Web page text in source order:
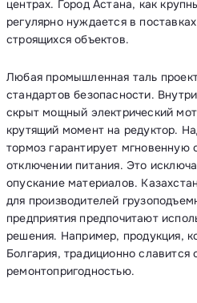
центрах. Город Астана, как
регулярно нуждается в
строящихся объектов.
Любая промышленная таль
стандартов безопасности.
скрыт мощный электрический
крутящий момент на редуктор.
тормоз гарантирует мгновенную
отключении питания. Это
опускание материалов.
для производителей
предприятия предпочитают
решения. Например, продукция,
Болгария, традиционно
ремонтопригодностью.